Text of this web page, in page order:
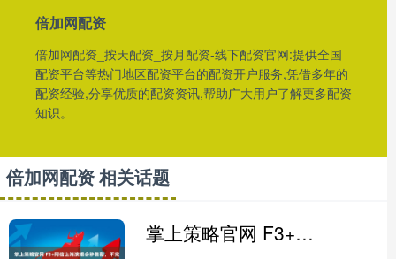
倍加网配资
倍加网配资_按天配资_按月配资-线下配资官网:提供全国
配资平台等热门地区配资平台的配资开户服务,凭借多年的
配资经验,分享优质的配资资讯,帮助广大用户了解更多配资
知识。
倍加网配资 相关话题
掌上策略官网 F3+阿信上海演唱会秒售罄，不完整情怀售后为何吸引观众买单?